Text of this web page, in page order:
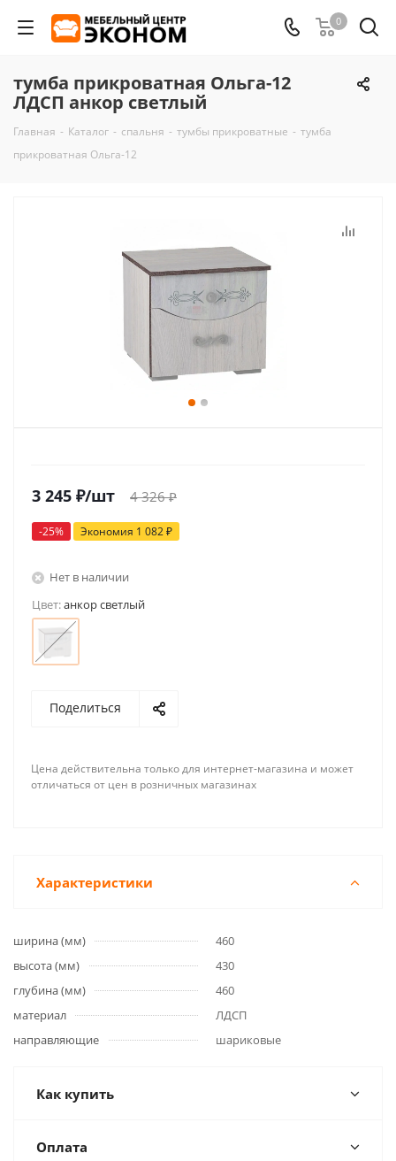
0
тумба прикроватная Ольга-12
ЛДСП анкор светлый
Главная - Каталог - спальня - тумбы прикроватные - тумба
прикроватная Ольга-12
3 245 ₽/шт 4 326₽
-25% Экономия 1 082₽
Нет в наличии
Цвет:анкор светлый
Поделиться
Цена действительна только для интернет-магазина и может
отличаться от цен в розничных магазинах
Характеристики
ширина (мм)
460
высота (мм)
430
глубина (мм)
460
материал
ЛДСП
направляющие
шариковые
Как купить
Оплата